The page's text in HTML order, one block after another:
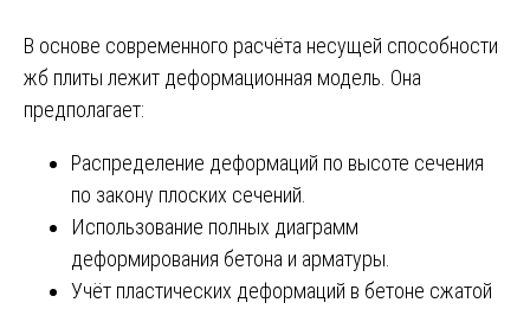
В основе современного расчёта несущей способности
жб плиты лежит деформационная модель. Она
предполагает:
Распределение деформаций по высоте сечения
по закону плоских сечений.
Использование полных диаграмм
деформирования бетона и арматуры.
Учёт пластических деформаций в бетоне сжатой